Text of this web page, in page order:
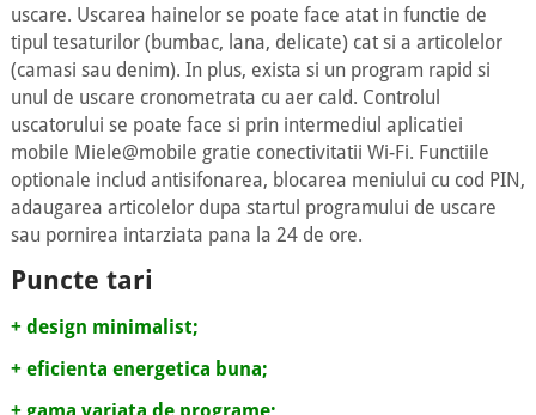
uscare. Uscarea hainelor se poate face atat in functie de
tipul tesaturilor (bumbac, lana, delicate) cat si a articolelor
(camasi sau denim). In plus, exista si un program rapid si
unul de uscare cronometrata cu aer cald. Controlul
uscatorului se poate face si prin intermediul aplicatiei
mobile Miele@mobile gratie conectivitatii Wi-Fi. Functiile
optionale includ antisifonarea, blocarea meniului cu cod PIN,
adaugarea articolelor dupa startul programului de uscare
sau pornirea intarziata pana la 24 de ore.
Puncte tari
+ design minimalist;
+ eficienta energetica buna;